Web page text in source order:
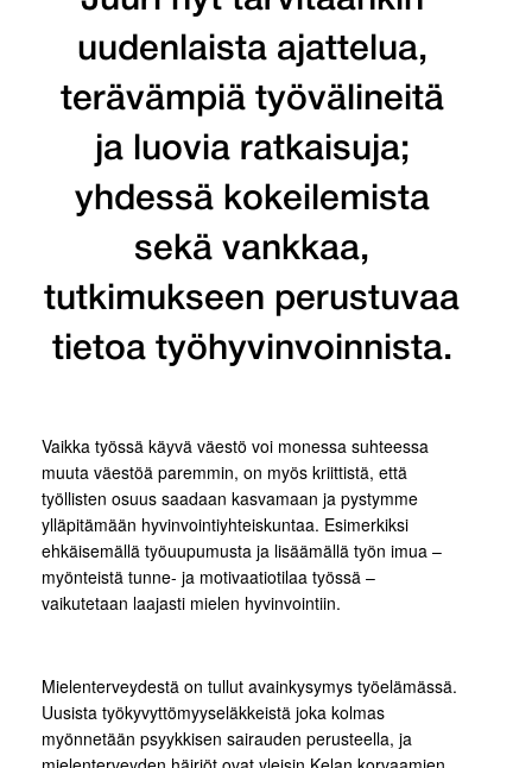
uudenlaista ajattelua,
terävämpiä työvälineitä
ja luovia ratkaisuja;
yhdessä kokeilemista
sekä vankkaa,
tutkimukseen perustuvaa
tietoa työhyvinvoinnista.
Vaikka työssä käyvä väestö voi monessa suhteessa
muuta väestöä paremmin, on myös kriittistä, että
työllisten osuus saadaan kasvamaan ja pystymme
ylläpitämään hyvinvointiyhteiskuntaa. Esimerkiksi
ehkäisemällä työuupumusta ja lisäämällä työn imua –
myönteistä tunne- ja motivaatiotilaa työssä –
vaikutetaan laajasti mielen hyvinvointiin.
Mielenterveydestä on tullut avainkysymys työelämässä.
Uusista työkyvyttömyyseläkkeistä joka kolmas
myönnetään psyykkisen sairauden perusteella, ja